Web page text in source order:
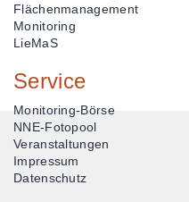
Flächenmanagement
Monitoring
LieMaS
Service
Monitoring-Börse
NNE-Fotopool
Veranstaltungen
Impressum
Datenschutz